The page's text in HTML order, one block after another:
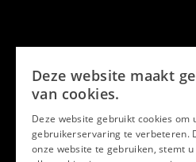
Facebook
Twitter
Deze website maakt
van cookies.
Deze website gebruikt cookies om
gebruikerservaring te verbeteren.
onze website te gebruiken, stemt